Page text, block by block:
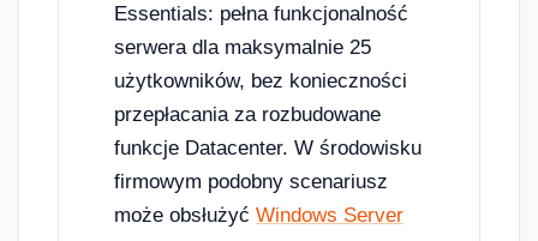
Essentials: pełna funkcjonalność
serwera dla maksymalnie 25
użytkowników, bez konieczności
przepłacania za rozbudowane
funkcje Datacenter. W środowisku
firmowym podobny scenariusz
może obsłużyć Windows Server